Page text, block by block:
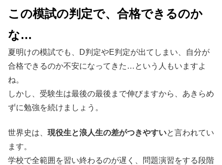
この模試の判定で、合格できるのか
な…
夏明けの模試でも、D判定やE判定が出てしまい、自分が
合格できるのか不安になってきた…という人もいますよ
ね。
しかし、受験生は最後の最後まで伸びますから、あきらめ
ずに勉強を続けましょう。
世界史は、 現役生と浪人生の差がつきやすいと言われてい
ます。
学校で全範囲を習い終わるのが遅く、問題演習をする段階